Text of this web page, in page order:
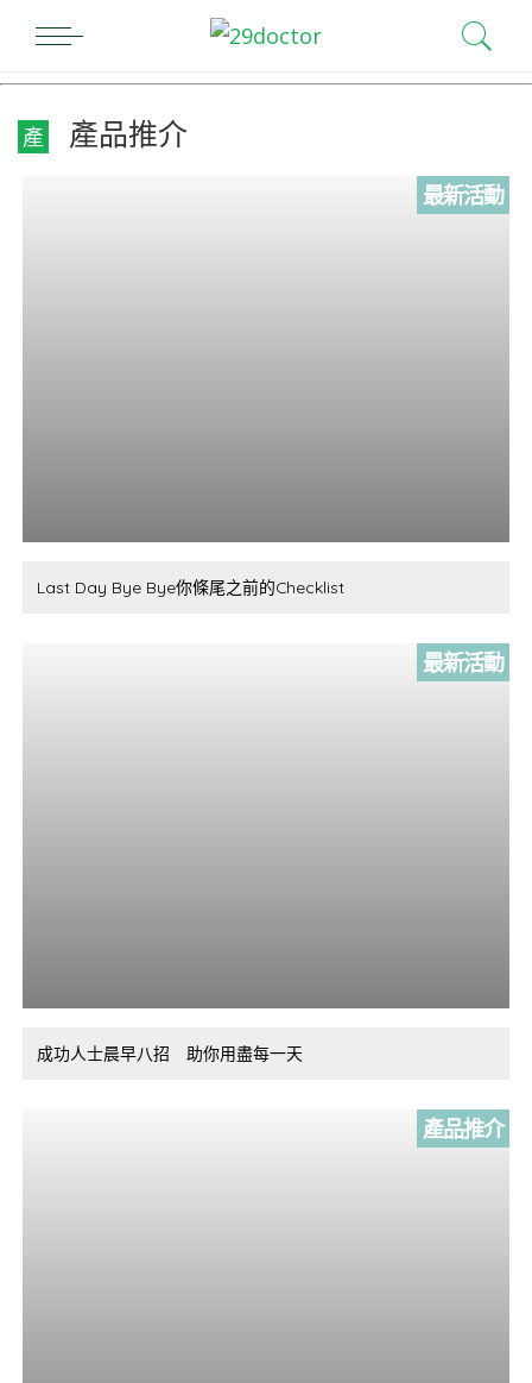
產 產品推介
最新活動
Last Day Bye Bye你條尾之前的Checklist
最新活動
成功人士晨早八招 助你用盡每一天
產品推介